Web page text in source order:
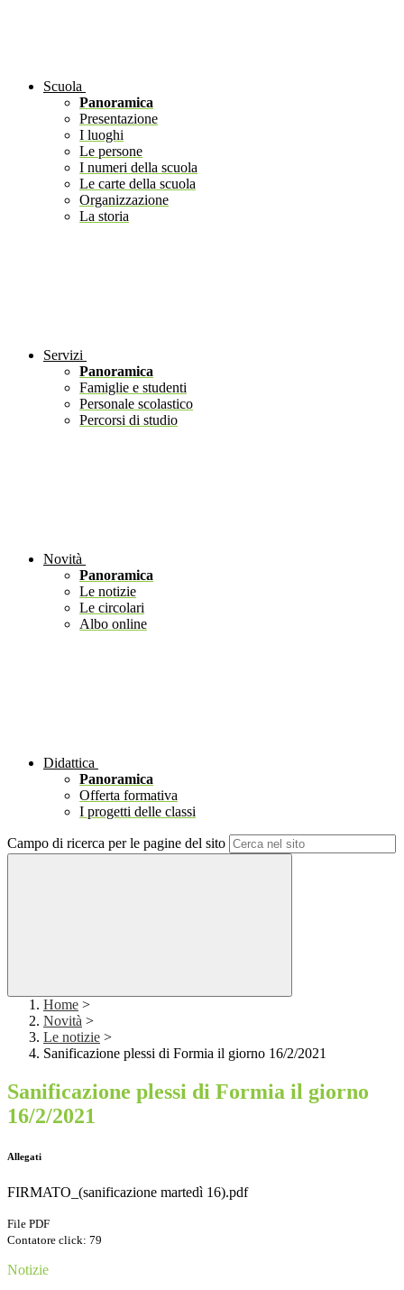
Scuola
Panoramica
Presentazione
I luoghi
Le persone
I numeri della scuola
Le carte della scuola
Organizzazione
La storia
Servizi
Panoramica
Famiglie e studenti
Personale scolastico
Percorsi di studio
Novità
Panoramica
Le notizie
Le circolari
Albo online
Didattica
Panoramica
Offerta formativa
I progetti delle classi
Campo di ricerca per le pagine del sito
Home >
Novità >
Le notizie >
Sanificazione plessi di Formia il giorno 16/2/2021
Sanificazione plessi di Formia il giorno
16/2/2021
Allegati
FIRMATO_(sanificazione martedì 16).pdf
File PDF
Contatore click: 79
Notizie